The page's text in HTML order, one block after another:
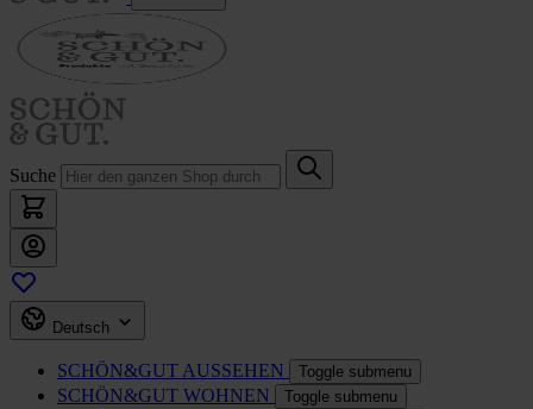
Suche
Deutsch
SCHÖN&GUT AUSSEHEN Toggle submenu
SCHÖN&GUT WOHNEN Toggle submenu